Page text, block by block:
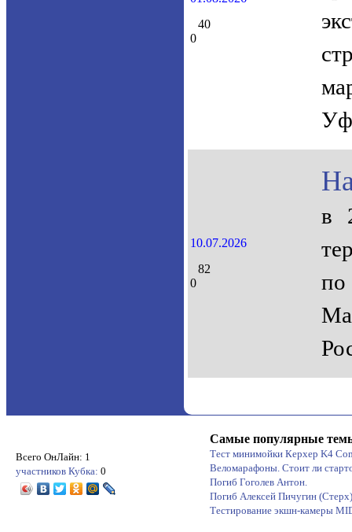
40
0
10.07.2026
82
0
в
Всего ОнЛайн: 1
участников Кубка: 0
Самые популярные
Тест минимойки Керхер K4
Веломарафоны. Стоит ли
Погиб Гоголев Антон.
Погиб Алексей Пичугин (Стерх)
Тестирование экшн-камеры